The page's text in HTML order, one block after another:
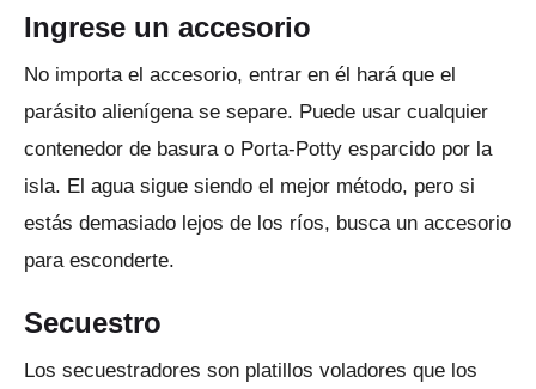
Ingrese un accesorio
No importa el accesorio, entrar en él hará que el
parásito alienígena se separe. Puede usar cualquier
contenedor de basura o Porta-Potty esparcido por la
isla. El agua sigue siendo el mejor método, pero si
estás demasiado lejos de los ríos, busca un accesorio
para esconderte.
Secuestro
Los secuestradores son platillos voladores que los